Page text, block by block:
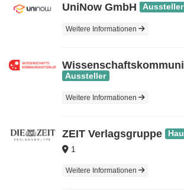
UniNow GmbH Aussteller
Weitere Informationen
Aussteller
Weitere Informationen
ZE‎‎‏‏‎IT Verlagsgruppe
1
Weitere Informationen